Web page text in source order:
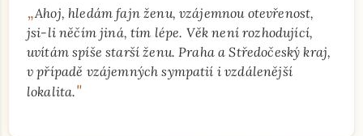
„Ahoj, hledám fajn ženu, vzájemnou otevřenost,
jsi-li něčím jiná, tím lépe. Věk není rozhodující,
uvítám spíše starší ženu. Praha a Středočeský kraj,
v případě vzájemných sympatií i vzdálenější
lokalita."